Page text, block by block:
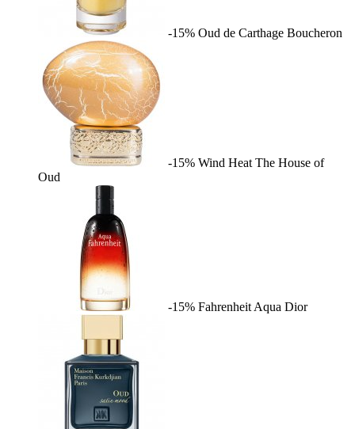
-15% Oud de Carthage Boucheron
-15% Wind Heat The House of
Oud
-15% Fahrenheit Aqua Dior